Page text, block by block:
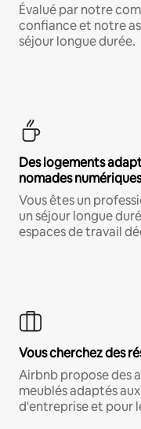
Évalué par notre
confiance et notre
séjour longue durée.
Des logements
nomades numériques
Vous êtes un
un séjour longue
espaces de travail
Vous cherchez des
Airbnb propose des
meublés adaptés
d'entreprise et pour